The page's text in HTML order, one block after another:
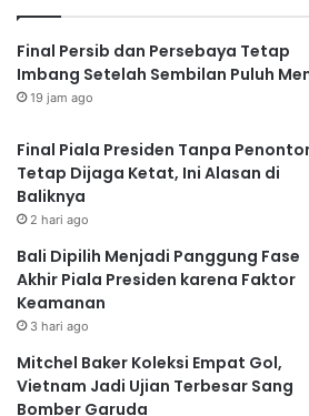
Final Persib dan Persebaya Tetap
Imbang Setelah Sembilan Puluh
19 jam ago
Final Piala Presiden Tanpa
Tetap Dijaga Ketat, Ini Alasan di
Baliknya
2 hari ago
Bali Dipilih Menjadi Panggung Fase
Akhir Piala Presiden karena Faktor
Keamanan
3 hari ago
Mitchel Baker Koleksi Empat Gol,
Vietnam Jadi Ujian Terbesar Sang
Bomber Garuda